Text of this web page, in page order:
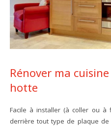
Rénover ma
hotte
Facile à installer (à coller ou
derrière tout type de plaque